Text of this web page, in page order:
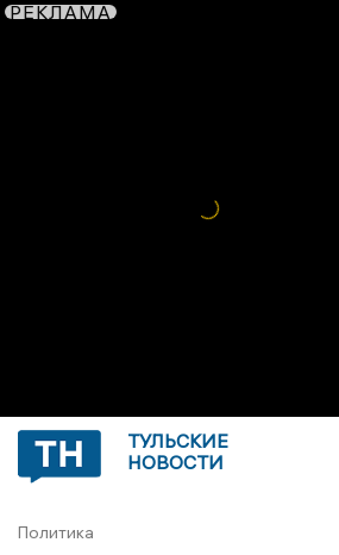
РЕКЛАМА
ТУЛЬСКИЕ
НОВОСТИ
Политика